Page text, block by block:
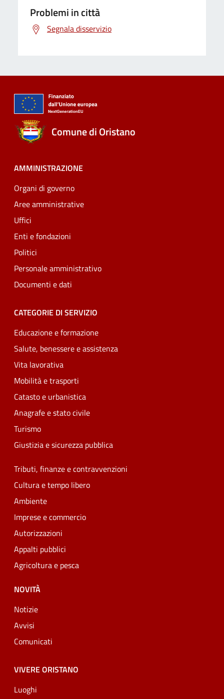
Problemi in città
Segnala disservizio
Comune di Oristano
AMMINISTRAZIONE
Organi di governo
Aree amministrative
Uffici
Enti e fondazioni
Politici
Personale amministrativo
Documenti e dati
CATEGORIE DI SERVIZIO
Educazione e formazione
Salute, benessere e assistenza
Vita lavorativa
Mobilità e trasporti
Catasto e urbanistica
Anagrafe e stato civile
Turismo
Giustizia e sicurezza pubblica
Tributi, finanze e contravvenzioni
Cultura e tempo libero
Ambiente
Imprese e commercio
Autorizzazioni
Appalti pubblici
Agricoltura e pesca
NOVITÀ
Notizie
Avvisi
Comunicati
VIVERE ORISTANO
Luoghi